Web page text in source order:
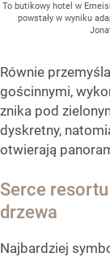
To butikowy hotel w
powstały w wyniku
Równie
gościnnymi,
znika pod
dyskretny,
otwierają
Serce
drzewa
Najbardziej